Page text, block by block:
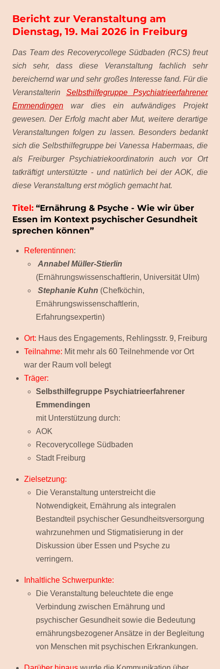
Bericht zur Veranstaltung am
Dienstag, 19. Mai 2026 in Freiburg
Das Team des Recoverycollege Südbaden (RCS) freut
sich sehr, dass diese Veranstaltung fachlich sehr
bereichernd war und sehr großes Interesse fand. Für die
Veranstalterin Selbsthilfegruppe Psychiatrieerfahrener
Emmendingen war dies ein aufwändiges Projekt
gewesen. Der Erfolg macht aber Mut, weitere derartige
Veranstaltungen folgen zu lassen. Besonders bedankt
sich die Selbsthilfegruppe bei Vanessa Habermaas, die
als Freiburger Psychiatriekoordinatorin auch vor Ort
tatkräftigt unterstützte - und natürlich bei der AOK, die
diese Veranstaltung erst möglich gemacht hat.
Titel: “Ernährung & Psyche - Wie wir über
Essen im Kontext psychischer Gesundheit
sprechen können”
Referentinnen:
Annabel Müller-Stierlin
(Ernährungswissenschaftlerin, Universität Ulm)
Stephanie Kuhn (Chefköchin,
Ernährungswissenschaftlerin,
Erfahrungsexpertin)
Ort: Haus des Engagements, Rehlingsstr. 9, Freiburg
Teilnahme: Mit mehr als 60 Teilnehmende vor Ort
war der Raum voll belegt
Träger:
Selbsthilfegruppe Psychiatrieerfahrener
Emmendingen
mit Unterstützung durch:
AOK
Recoverycollege Südbaden
Stadt Freiburg
Zielsetzung:
Die Veranstaltung unterstreicht die
Notwendigkeit, Ernährung als integralen
Bestandteil psychischer Gesundheitsversorgung
wahrzunehmen und Stigmatisierung in der
Diskussion über Essen und Psyche zu
verringern.
Inhaltliche Schwerpunkte:
Die Veranstaltung beleuchtete die enge
Verbindung zwischen Ernährung und
psychischer Gesundheit sowie die Bedeutung
ernährungsbezogener Ansätze in der Begleitung
von Menschen mit psychischen Erkrankungen.